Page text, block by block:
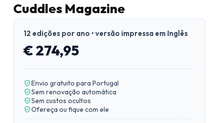
Cuddles Magazine
12 edições por ano • versão impressa em Inglês
€ 274,95
Envio gratuito para Portugal
Sem renovação automática
Sem custos ocultos
Ofereça ou fique com ele